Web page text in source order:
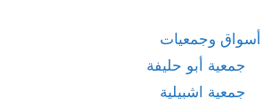
أسواق وجمعيات
جمعية أبو حليفة
جمعية اشبيلية